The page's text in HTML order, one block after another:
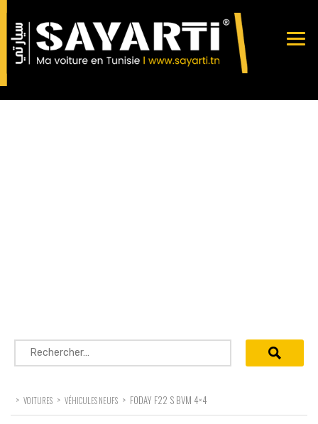
Rechercher :
> VOITURES > VÉHICULES NEUFS > FODAY F22 S BVM 4×4